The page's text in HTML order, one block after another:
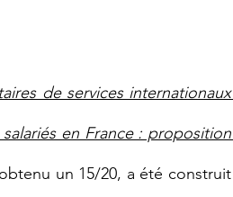
de services internationaux
en France : proposition
un 15/20, a été construit